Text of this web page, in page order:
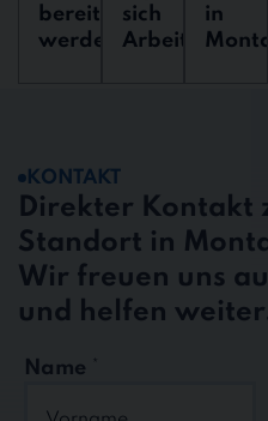
bereitgestellt
werden?
sich
in
KONTAKT
Direkter Kontakt
Standort in
Wir freuen uns
und helfen
Name *